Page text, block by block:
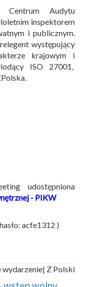
Centrum Audytu
inspektorem
i publicznym.
występujący
krajowym i
ISO 27001,
udostępniona
- PIKW
acfe1312 )
wydarzenie| Z Polski